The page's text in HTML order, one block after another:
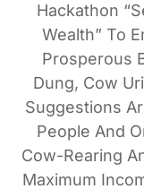
Hackathon
Wealth” To
Prosperous
Dung, Cow
Suggestions
People And
Cow-Rearing
Maximum